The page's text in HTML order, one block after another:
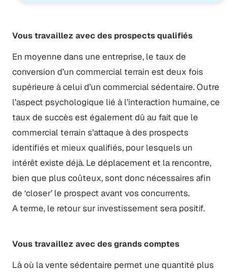
Vous travaillez avec des prospects qualifiés
En moyenne dans une entreprise, le taux de
conversion d’un commercial terrain est deux fois
supérieure à celui d’un commercial sédentaire. Outre
l’aspect psychologique lié à l’interaction humaine, ce
taux de succès est également dû au fait que le
commercial terrain s’attaque à des prospects
identifiés et mieux qualifiés, pour lesquels un
intérêt existe déjà. Le déplacement et la rencontre,
bien que plus coûteux, sont donc nécessaires afin
de ‘closer’ le prospect avant vos concurrents.
A terme, le retour sur investissement sera positif.
Vous travaillez avec des grands comptes
Là où la vente sédentaire permet une quantité plus